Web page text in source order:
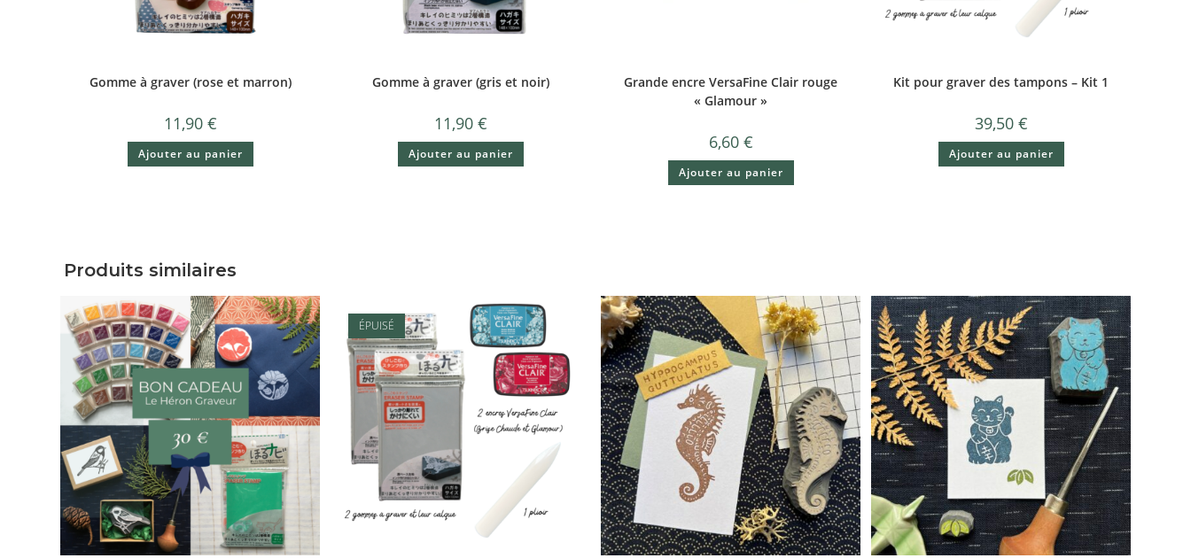
Gomme à graver (rose et marron)
11,90 €
Ajouter au panier
Gomme à graver (gris et noir)
11,90 €
Ajouter au panier
Grande encre VersaFine Clair rouge
« Glamour »
6,60 €
Ajouter au panier
Kit pour graver des tampons – Kit 1
39,50 €
Ajouter au panier
Produits similaires
ÉPUISÉ